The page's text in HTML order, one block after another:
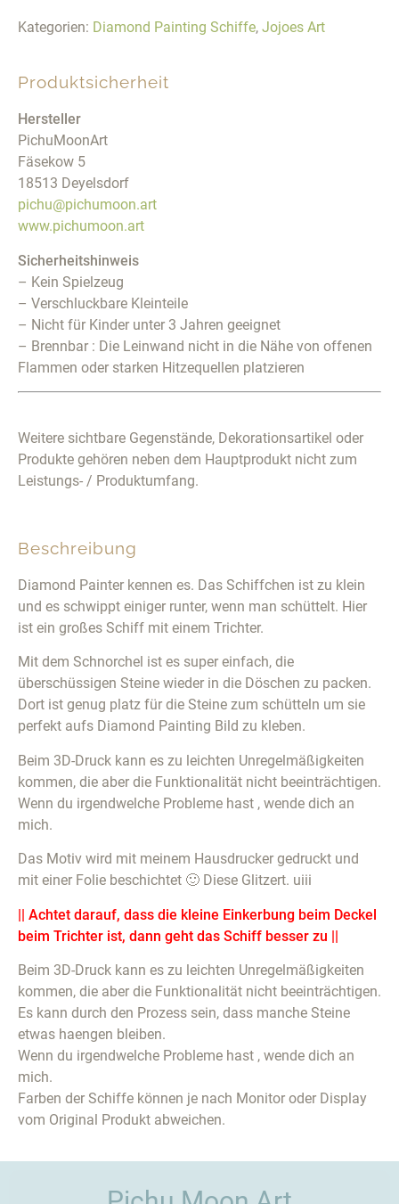
Kategorien: Diamond Painting Schiffe, Jojoes Art
Beschreibung
Diamond Painter kennen es. Das Schiffchen ist zu klein
und es schwippt einiger runter, wenn man schüttelt. Hier
ist ein großes Schiff mit einem Trichter.
Mit dem Schnorchel ist es super einfach, die
überschüssigen Steine wieder in die Döschen zu packen.
Dort ist genug platz für die Steine zum schütteln um sie
perfekt aufs Diamond Painting Bild zu kleben.
Beim 3D-Druck kann es zu leichten Unregelmäßigkeiten
kommen, die aber die Funktionalität nicht beeinträchtigen.
Wenn du irgendwelche Probleme hast , wende dich an
mich.
Das Motiv wird mit meinem Hausdrucker gedruckt und
mit einer Folie beschichtet 🙂 Diese Glitzert. uiii
|| Achtet darauf, dass die kleine Einkerbung beim Deckel
beim Trichter ist, dann geht das Schiff besser zu ||
Beim 3D-Druck kann es zu leichten Unregelmäßigkeiten
kommen, die aber die Funktionalität nicht beeinträchtigen.
Es kann durch den Prozess sein, dass manche Steine
etwas haengen bleiben.
Wenn du irgendwelche Probleme hast , wende dich an
mich.
Farben der Schiffe können je nach Monitor oder Display
vom Original Produkt abweichen.
Produktsicherheit
Hersteller
PichuMoonArt
Fäsekow 5
18513 Deyelsdorf
pichu@pichumoon.art
www.pichumoon.art
Sicherheitshinweis
– Kein Spielzeug
– Verschluckbare Kleinteile
– Nicht für Kinder unter 3 Jahren geeignet
– Brennbar : Die Leinwand nicht in die Nähe von offenen
Flammen oder starken Hitzequellen platzieren
Weitere sichtbare Gegenstände, Dekorationsartikel oder
Produkte gehören neben dem Hauptprodukt nicht zum
Leistungs- / Produktumfang.